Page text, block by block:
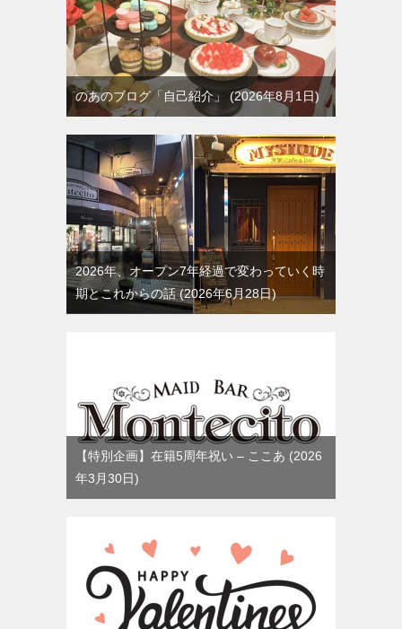
のあのブログ「自己紹介」 2026年8月1日
2026年、オープン7年経過で変わっていく時
期とこれからの話 2026年6月28日
【特別企画】在籍5周年祝い – ここあ
2026
年3月30日